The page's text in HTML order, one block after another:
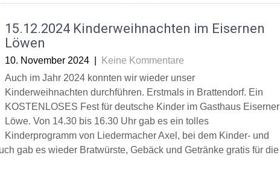
15.12.2024 Kinderweihnachten im Eisernen
Löwen
10. November 2024
Keine Kommentare
Auch im Jahr 2024 konnten wir wieder unser
Kinderweihnachten durchführen. Erstmals in Brattendorf. Ein
KOSTENLOSES Fest für deutsche Kinder im Gasthaus Eiserner
Löwe. Von 14.30 bis 16.30 Uhr gab es ein tolles
Kinderprogramm von Liedermacher Axel, bei dem Kinder- und
gab es wieder Bratwürste, Gebäck und Getränke gratis für die